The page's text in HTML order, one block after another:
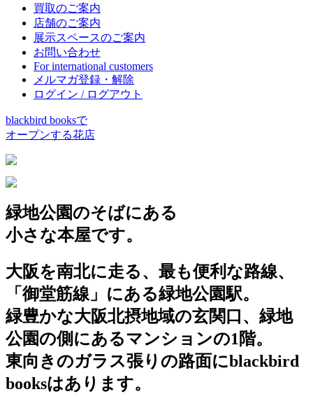
買取のご案内
店舗のご案内
展示スペースのご案内
お問い合わせ
For international customers
メルマガ登録・解除
ログイン / ログアウト
blackbird booksで
オープンする花店
緑地公園のそばにある
小さな本屋です。
大阪を南北に走る、最も便利な路線、
「御堂筋線」にある緑地公園駅。
緑豊かな大阪北摂地域の玄関口、緑地
公園の側にあるマンションの1階。
東向きのガラス張りの路面にblackbird
booksはあります。